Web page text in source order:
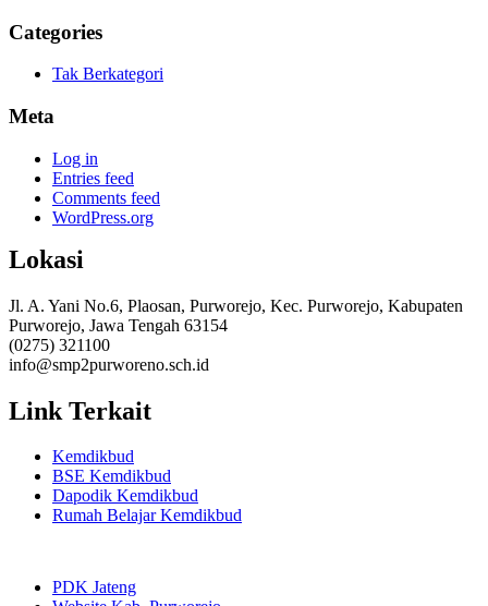
Categories
Tak Berkategori
Meta
Log in
Entries feed
Comments feed
WordPress.org
Lokasi
Jl. A. Yani No.6, Plaosan, Purworejo, Kec. Purworejo, Kabupaten
Purworejo, Jawa Tengah 63154
(0275) 321100
info@smp2purworeno.sch.id
Link Terkait
Kemdikbud
BSE Kemdikbud
Dapodik Kemdikbud
Rumah Belajar Kemdikbud
PDK Jateng